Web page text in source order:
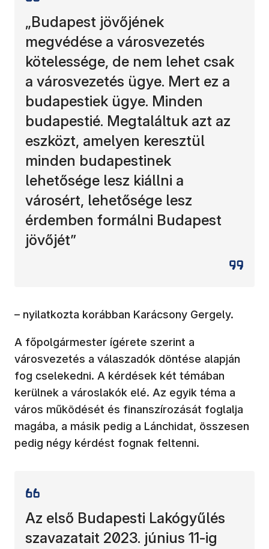
„Budapest jövőjének
megvédése a városvezetés
kötelessége, de nem lehet csak
a városvezetés ügye. Mert ez a
budapestiek ügye. Minden
budapestié. Megtaláltuk azt az
eszközt, amelyen keresztül
minden budapestinek
lehetősége lesz kiállni a
városért, lehetősége lesz
érdemben formálni Budapest
jövőjét”
– nyilatkozta korábban Karácsony Gergely.
A főpolgármester ígérete szerint a
városvezetés a válaszadók döntése alapján
fog cselekedni. A kérdések két témában
kerülnek a városlakók elé. Az egyik téma a
város működését és finanszírozását foglalja
magába, a másik pedig a Lánchidat, összesen
pedig négy kérdést fognak feltenni.
Az első Budapesti Lakógyűlés
szavazatait 2023. június 11-ig